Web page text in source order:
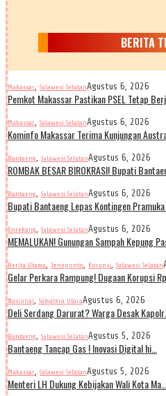
BERITA
Makassar, Sulawesi SelatanAgustus 6, 2026
Pemkot Makassar Pastikan PSEL Tetap Berj…
Makassar, Sulawesi SelatanAgustus 6, 2026
Kominfo Makassar Terima Kunjungan
Bantaeng, Sulawesi SelatanAgustus 6, 2026
ROMBAK BESAR BIROKRASI! Bupati
Bantaeng, Sulawesi SelatanAgustus 6, 2026
Bupati Bantaeng Lepas Kontingen Pramuka …
Enrekang, Sulawesi SelatanAgustus 6, 2026
MEMALUKAN! Gunungan Sampah Kepung
Berita Utama, Jeneponto, Korupsi, Sulawesi Selatan
Gelar Perkara Rampung! Dugaan Korupsi Rp…
Nasional, Sumatera UtaraAgustus 6, 2026
Deli Serdang Darurat? Warga Desak Kapolr…
Bantaeng, Sulawesi SelatanAgustus 5, 2026
Bantaeng Tancap Gas ! Inovasi Digital hi…
Makassar, Sulawesi SelatanAgustus 5, 2026
Menteri LH Dukung Kebijakan Wali Kota Ma…